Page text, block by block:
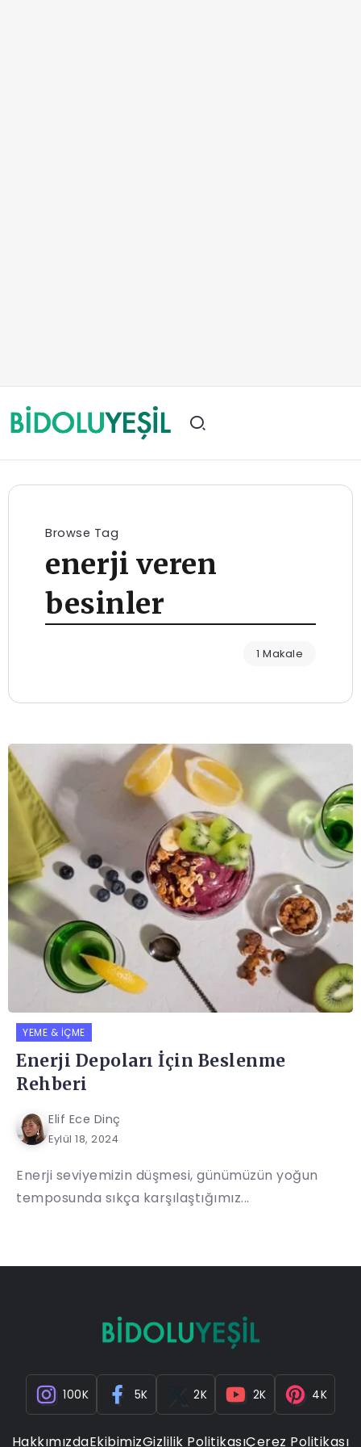
Browse Tag
enerji veren
besinler
1 Makale
YEME & İÇME
Enerji Depoları İçin Beslenme
Rehberi
Elif Ece Dinç
Eylül 18, 2024
Enerji seviyemizin düşmesi, günümüzün yoğun
temposunda sıkça karşılaştığımız...
100K 5K 2K 2K 4K
HakkımızdaEkibimizGizlilik PolitikasıÇerez Politikası